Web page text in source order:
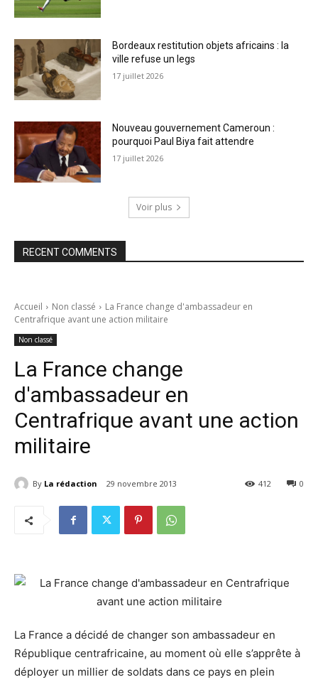
Bordeaux restitution objets africains : la
ville refuse un legs
17 juillet 2026
Nouveau gouvernement Cameroun :
pourquoi Paul Biya fait attendre
17 juillet 2026
Voir plus
RECENT COMMENTS